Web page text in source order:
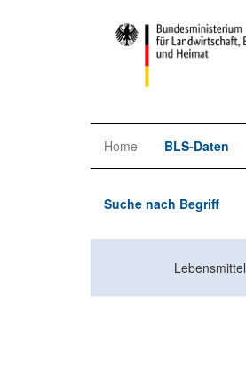
Home BLS-Daten
Suche nach Begriff
Lebensmittel